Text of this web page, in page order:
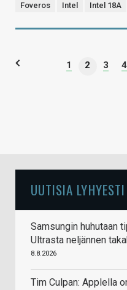
Foveros Intel Intel 18A
1 2 3 4
UUTISIA LYHYESTI
Samsungin huhutaan
Ultrasta neljännen
8.8.2026
Tim Culpan: Applella